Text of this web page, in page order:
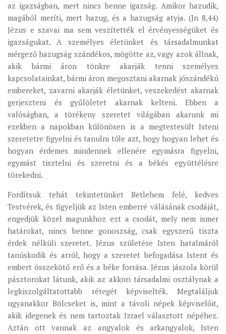
az igazságban, mert nincs benne igazság. Amikor hazudik,
magából meríti, mert hazug, és a hazugság atyja. (Jn 8,44)
Jézus e szavai ma sem veszítették el érvényességüket és
igazságukat. A személyes életünket és társadalmunkat
mérgező hazugság szándékos, mögötte az, vagy azok állnak,
akik bármi áron tönkre akarják tenni személyes
kapcsolatainkat, bármi áron megosztani akarnak jószándékú
embereket, zavarni akarják életünket, veszekedést akarnak
gerjeszteni és gyűlöletet akarnak kelteni. Ebben a
valóságban, a törékeny szeretet világában akarunk mi
ezekben a napokban különösen is a megtestesült Isteni
szeretetre figyelni és tanulni tőle azt, hogy hogyan lehet és
hogyan érdemes mindennek ellenére egymásra figyelni,
egymást tisztelni és szeretni és a békés együttélésre
törekedni.
Fordítsuk tehát tekintetünket Betlehem felé, kedves
Testvérek, és figyeljük az Isten emberré válásának csodáját,
engedjük közel magunkhoz ezt a csodát, mely nem ismer
határokat, nincs benne gonoszság, csak egyszerű tiszta
érdek nélküli szeretet. Jézus születése Isten hatalmáról
tanúskodik és arról, hogy a szeretet befogadása Istent és
embert összekötő erő és a béke forrása. Jézus jászola körül
pásztorokat látunk, akik az akkori társadalmi osztálynak a
legkiszolgáltatottabb rétegét képviselték. Megtaláljuk
ugyanakkor Bölcseket is, mint a távoli népek képviselőit,
akik idegenek és nem tartoztak Izrael választott népéhez.
Aztán ott vannak az angyalok és arkangyalok, Isten